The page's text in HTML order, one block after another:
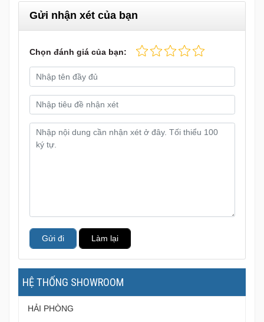
Gửi nhận xét của bạn
Chọn đánh giá của bạn:
Gửi đi Làm lại
HỆ THỐNG SHOWROOM
HẢI PHÒNG